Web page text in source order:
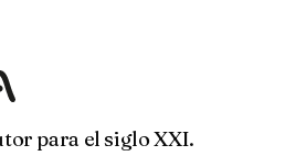
para el siglo XXI.